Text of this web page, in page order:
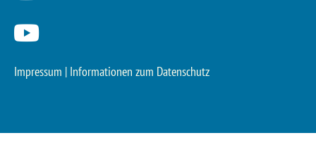
Impressum | Informationen zum Datenschutz